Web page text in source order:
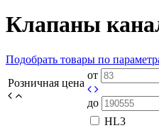
Клапаны
Подобрать товары по
Розничная цена
от
до
HL3